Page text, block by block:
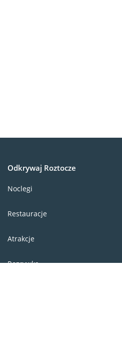
Odkrywaj Roztocze
Noclegi
Restauracje
Atrakcje
Rozrywka